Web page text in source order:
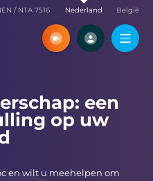
/ NTA 7516 Nederland België
een
op uw
en wilt u meehelpen om
Maak een volledig
SecuDoc-account
zelf alle functies